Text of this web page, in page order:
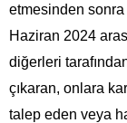
etmesinden
Haziran 2024
diğerleri
çıkaran, onlara
talep eden veya